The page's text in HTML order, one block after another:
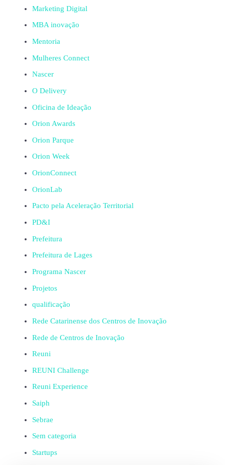
Marketing Digital
MBA inovação
Mentoria
Mulheres Connect
Nascer
O Delivery
Oficina de Ideação
Orion Awards
Orion Parque
Orion Week
OrionConnect
OrionLab
Pacto pela Aceleração Territorial
PD&I
Prefeitura
Prefeitura de Lages
Programa Nascer
Projetos
qualificação
Rede Catarinense dos Centros de Inovação
Rede de Centros de Inovação
Reuni
REUNI Challenge
Reuni Experience
Saiph
Sebrae
Sem categoria
Startups